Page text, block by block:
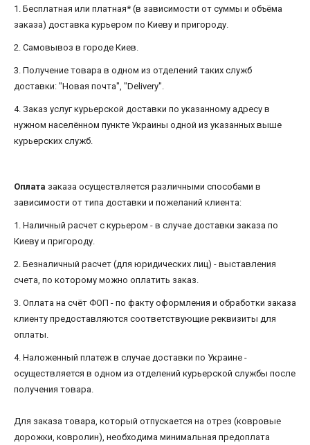
1. Бесплатная или платная* (в зависимости от суммы и объёма
заказа) доставка курьером по Киеву и пригороду.
2. Самовывоз в городе Киев.
3. Получение товара в одном из отделений таких служб
доставки: "Новая почта", "Delivery".
4. Заказ услуг курьерской доставки по указанному адресу в
нужном населённом пункте Украины одной из указанных выше
курьерских служб.
Оплата заказа осуществляется различными способами в
зависимости от типа доставки и пожеланий клиента:
1. Наличный расчет с курьером - в случае доставки заказа по
Киеву и пригороду.
2. Безналичный расчет (для юридических лиц) - выставления
счета, по которому можно оплатить заказ.
3. Оплата на счёт ФОП - по факту оформления и обработки заказа
клиенту предоставляются соответствующие реквизиты для
оплаты.
4. Наложенный платеж в случае доставки по Украине -
осуществляется в одном из отделений курьерской службы после
получения товара.
Для заказа товара, который отпускается на отрез (ковровые
дорожки, ковролин), необходима минимальная предоплата